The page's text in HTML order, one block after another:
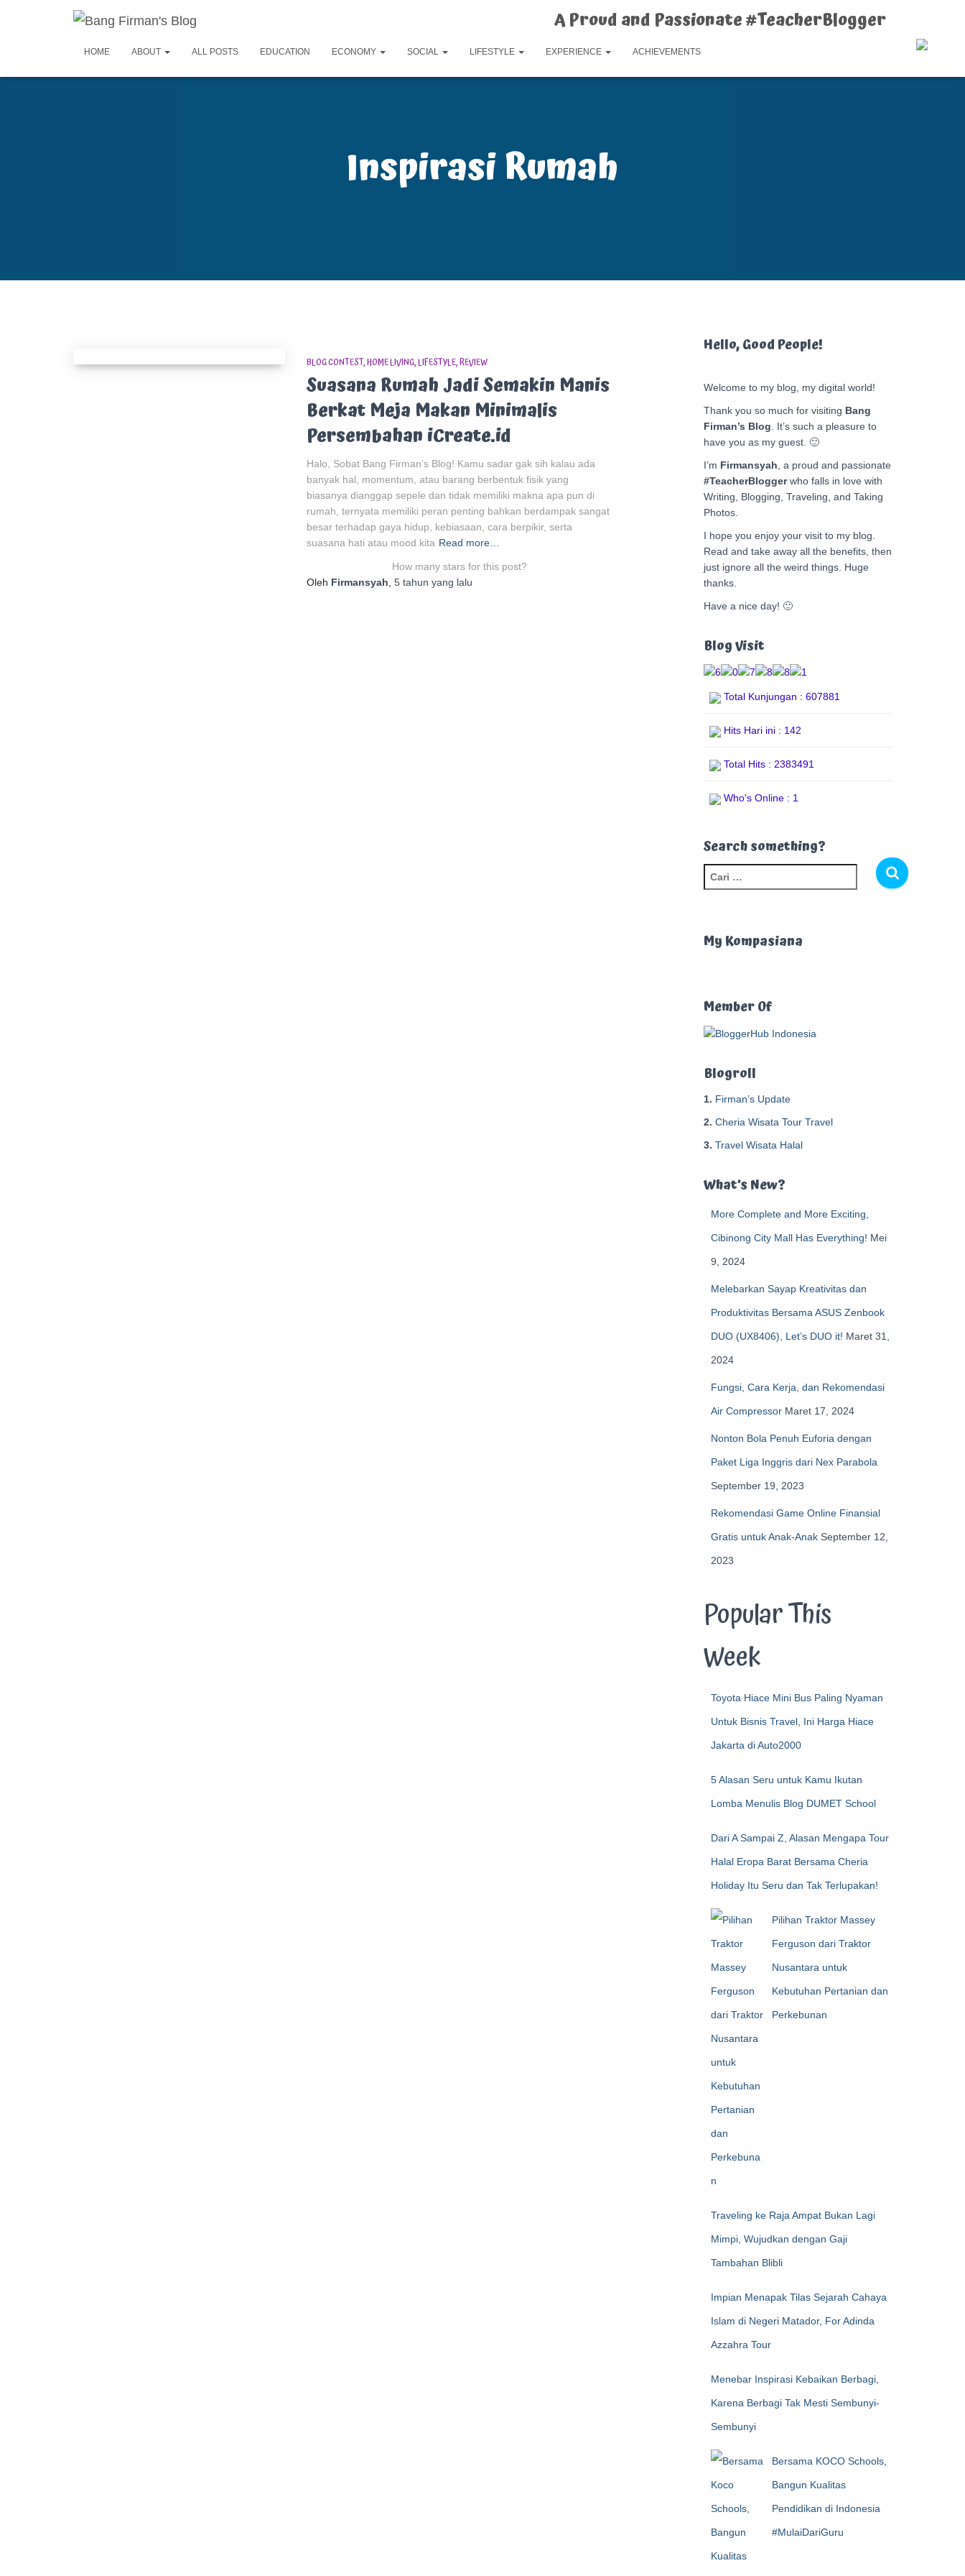
A Proud and Passionate #TeacherBlogger
HOME ABOUT ALL POSTS EDUCATION ECONOMY SOCIAL LIFESTYLE EXPERIENCE ACHIEVEMENTS
Inspirasi Rumah
BLOG CONTEST HOME LIVING LIFESTYLE REVIEW
Suasana Rumah Jadi Semakin Manis
Berkat Meja Makan Minimalis
Persembahan iCreate.id
Halo, Sobat Bang Firman’s Blog! Kamu sadar gak sih kalau ada
banyak hal, momentum, atau barang berbentuk fisik yang
biasanya dianggap sepele dan tidak memiliki makna apa pun di
rumah, ternyata memiliki peran penting bahkan berdampak sangat
besar terhadap gaya hidup, kebiasaan, cara berpikir, serta
suasana hati atau mood kita Read more…
How many stars for this post?
Oleh Firmansyah 5 tahun yang lalu
Hello, Good People!
Welcome to my blog, my digital world!
Thank you so much for visiting Bang
Firman’s Blog . It’s such a pleasure to
have you as my guest. 🙂
I’m Firmansyah , a proud and passionate
#TeacherBloggerwho falls in love with
Writing, Blogging, Traveling, and Taking
Photos.
I hope you enjoy your visit to my blog.
Read and take away all the benefits, then
just ignore all the weird things. Huge
thanks.
Have a nice day! 🙂
Blog Visit
Total Kunjungan : 607881
Hits Hari ini : 142
Total Hits : 2383491
Who's Online : 1
Search something?
a
u
k
:
My Kompasiana
Member Of
Blogroll
1. Firman’s Update
2. Cheria Wisata Tour Travel
3. Travel Wisata Halal
What’s New?
More Complete and More Exciting,
Cibinong City Mall Has Everything! Mei
9, 2024
Melebarkan Sayap Kreativitas dan
Produktivitas Bersama ASUS Zenbook
DUO (UX8406), Let’s DUO it! Maret 31,
2024
Fungsi, Cara Kerja, dan Rekomendasi
Air Compressor Maret 17, 2024
Nonton Bola Penuh Euforia dengan
Paket Liga Inggris dari Nex Parabola
September 19, 2023
Rekomendasi Game Online Finansial
Gratis untuk Anak-Anak September 12,
2023
Popular This
Week
Toyota Hiace Mini Bus Paling Nyaman
Untuk Bisnis Travel, Ini Harga Hiace
Jakarta di Auto2000
5 Alasan Seru untuk Kamu Ikutan
Lomba Menulis Blog DUMET School
Dari A Sampai Z, Alasan Mengapa Tour
Halal Eropa Barat Bersama Cheria
Holiday Itu Seru dan Tak Terlupakan!
Pilihan Traktor Massey
Ferguson dari Traktor
Nusantara untuk
Kebutuhan Pertanian dan
Perkebunan
Traveling ke Raja Ampat Bukan Lagi
Mimpi, Wujudkan dengan Gaji
Tambahan Blibli
Impian Menapak Tilas Sejarah Cahaya
Islam di Negeri Matador, For Adinda
Azzahra Tour
Menebar Inspirasi Kebaikan Berbagi,
Karena Berbagi Tak Mesti Sembunyi-
Sembunyi
Bersama KOCO Schools,
Bangun Kualitas
Pendidikan di Indonesia
#MulaiDariGuru